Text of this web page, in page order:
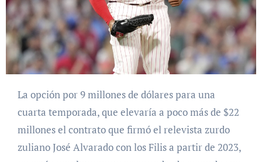
La opción por 9 millones de dólares para una
cuarta temporada, que elevaría a poco más de $22
millones el contrato que firmó el relevista zurdo
zuliano José Alvarado con los Filis a partir de 2023,